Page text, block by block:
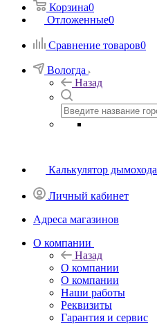
Корзина0
Отложенные0
Сравнение товаров0
Вологда
Назад
Калькулятор дымохода
Личный кабинет
Адреса магазинов
O компании
Назад
O компании
О компании
Наши работы
Реквизиты
Гарантия и сервис